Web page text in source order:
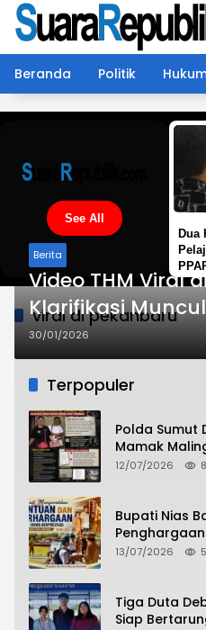
Langsung
konten
Beranda
Politik
See All
Dua
viral di pekanbaru
Berita
Video THM Viral
Klarifikasi
Sorotan Publik
30/01/2026
Terpopuler
Polda Sumut
Mamak
Dugaan
12/07/2026
Bupati Nias
Siswa
13/07/2026
Tiga Duta
Siap